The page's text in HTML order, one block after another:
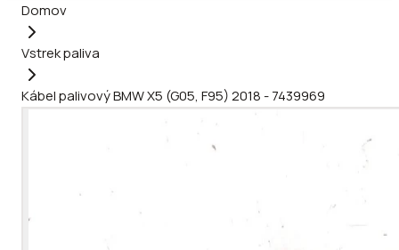
Domov
Vstrek paliva
Kábel palivový BMW X5 (G05, F95) 2018 - 7439969